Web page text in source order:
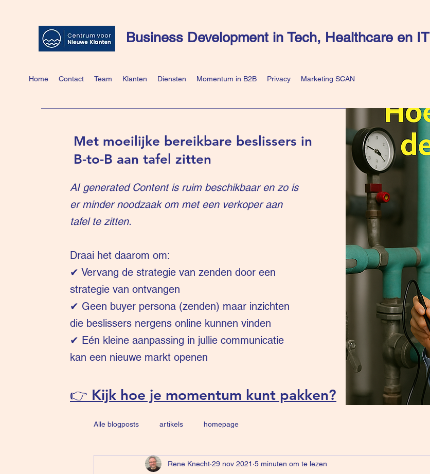
Business Development in Tech, Healthcare en IT
Home Contact Team Klanten Diensten Momentum in B2B Privacy Marketing SCAN
Met moeilijke bereikbare beslissers in
B-to-B aan tafel zitten
AI generated Content is ruim beschikbaar en zo is
er minder noodzaak om met een verkoper aan
tafel te zitten.
Draai het daarom om:
✔ Vervang de strategie van zenden door een
strategie van ontvangen
✔ Geen buyer persona (zenden) maar inzichten
die beslissers nergens online kunnen vinden
✔ Eén kleine aanpassing in jullie communicatie
kan een nieuwe markt openen
👉 Kijk hoe je momentum kunt pakken?
Alle blogposts artikels homepage
Rene Knecht 29 nov 2021 5 minuten om te lezen